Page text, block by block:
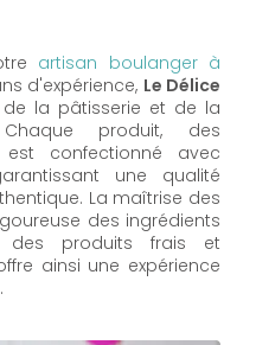
artisan boulanger à
d'expérience, Le Délice
la pâtisserie et de la
produit, des
est confectionné avec
une qualité
La maîtrise des
des ingrédients
des produits frais et
ainsi une expérience